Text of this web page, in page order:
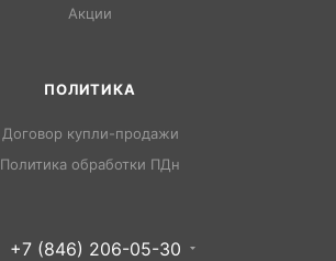
Акции
ПОЛИТИКА
Договор купли-продажи
Политика обработки ПДн
+7 (846) 206-05-30